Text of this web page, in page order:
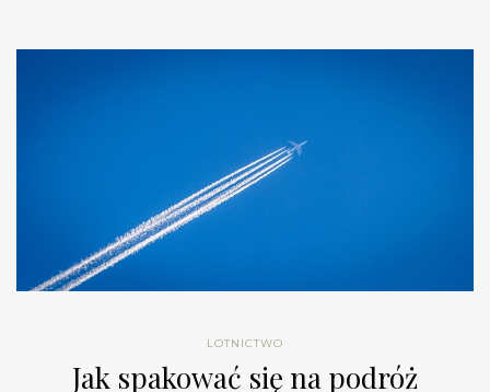
LOTNICTWO
Jak spakować się na podróż